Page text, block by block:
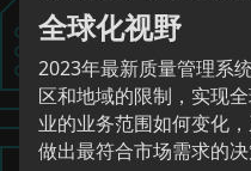
全球化视野
2023年最新质量管理系
区和地域的限制，实现
业的业务范围如何变化
做出最符合市场需求的决